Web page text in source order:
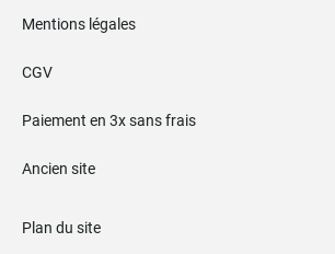
Mentions légales
CGV
Paiement en 3x sans frais
Ancien site
Plan du site